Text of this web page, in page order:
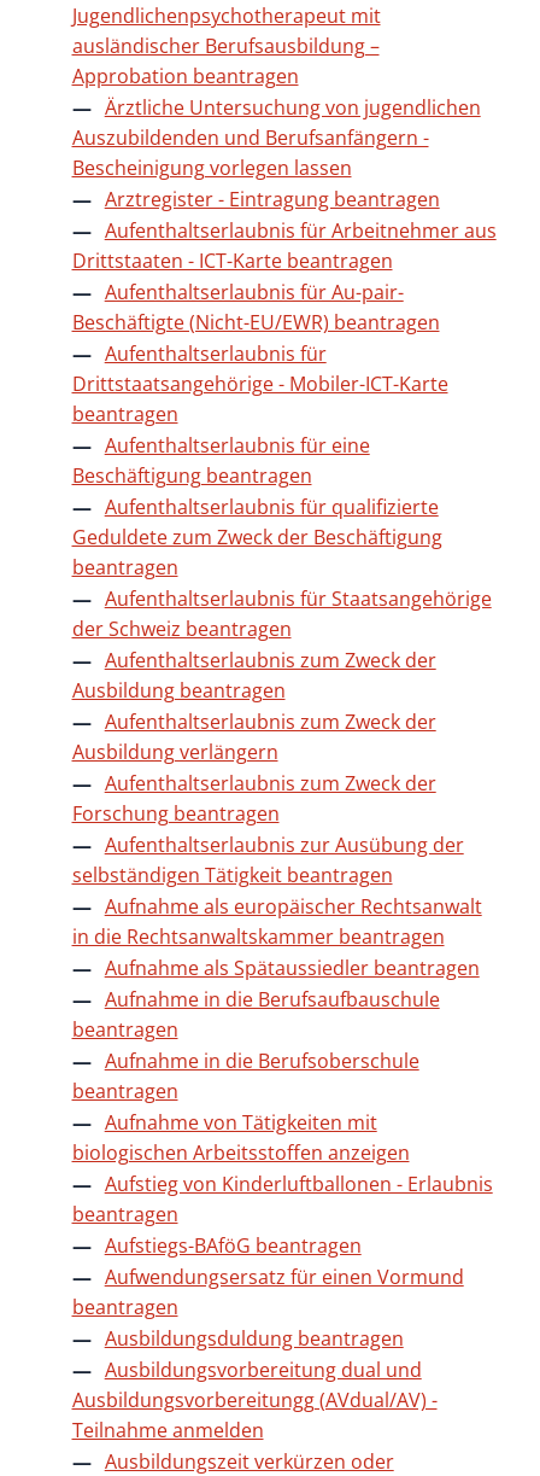
Jugendlichenpsychotherapeut mit
ausländischer Berufsausbildung –
Approbation beantragen
Ärztliche Untersuchung von jugendlichen
Auszubildenden und Berufsanfängern -
Bescheinigung vorlegen lassen
Arztregister - Eintragung beantragen
Aufenthaltserlaubnis für Arbeitnehmer aus
Drittstaaten - ICT-Karte beantragen
Aufenthaltserlaubnis für Au-pair-
Beschäftigte (Nicht-EU/EWR) beantragen
Aufenthaltserlaubnis für
Drittstaatsangehörige - Mobiler-ICT-Karte
beantragen
Aufenthaltserlaubnis für eine
Beschäftigung beantragen
Aufenthaltserlaubnis für qualifizierte
Geduldete zum Zweck der Beschäftigung
beantragen
Aufenthaltserlaubnis für Staatsangehörige
der Schweiz beantragen
Aufenthaltserlaubnis zum Zweck der
Ausbildung beantragen
Aufenthaltserlaubnis zum Zweck der
Ausbildung verlängern
Aufenthaltserlaubnis zum Zweck der
Forschung beantragen
Aufenthaltserlaubnis zur Ausübung der
selbständigen Tätigkeit beantragen
Aufnahme als europäischer Rechtsanwalt
in die Rechtsanwaltskammer beantragen
Aufnahme als Spätaussiedler beantragen
Aufnahme in die Berufsaufbauschule
beantragen
Aufnahme in die Berufsoberschule
beantragen
Aufnahme von Tätigkeiten mit
biologischen Arbeitsstoffen anzeigen
Aufstieg von Kinderluftballonen - Erlaubnis
beantragen
Aufstiegs-BAföG beantragen
Aufwendungsersatz für einen Vormund
beantragen
Ausbildungsduldung beantragen
Ausbildungsvorbereitung dual und
Ausbildungsvorbereitungg (AVdual/AV) -
Teilnahme anmelden
Ausbildungszeit verkürzen oder